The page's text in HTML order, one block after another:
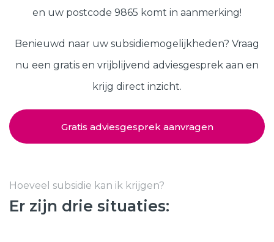
en uw postcode 9865 komt in aanmerking!
Benieuwd naar uw subsidiemogelijkheden? Vraag
nu een gratis en vrijblijvend adviesgesprek aan en
krijg direct inzicht.
Gratis adviesgesprek aanvragen
Hoeveel subsidie kan ik krijgen?
Er zijn drie situaties:
Deuren
Schuifpuien
Klantenservice
Hepro
Subsidies
SHOWROOM BEZOEKEN